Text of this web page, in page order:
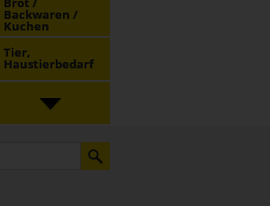
Backwaren /
Kuchen
Tier,
Haustierbedarf